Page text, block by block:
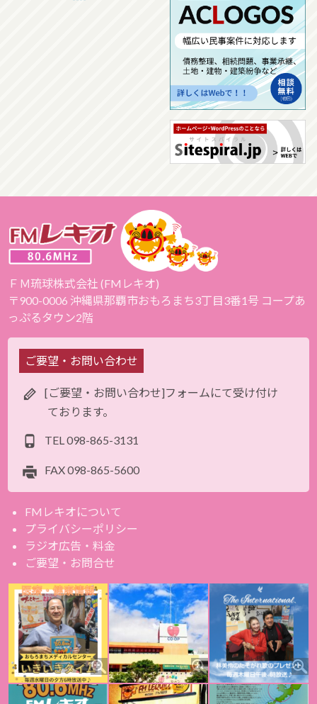
ＦＭ琉球株式会社 (FMレキオ)
〒900-0006 沖縄県那覇市おもろまち3丁目3番1号 コープあ
っぷるタウン2階
ご要望・お問い合わせ
[ご要望・お問い合わせ]フォームにて受け付け
ております。
TEL 098-865-3131
FAX098-865-5600
FMレキオについて
プライバシーポリシー
ラジオ広告・料金
ご要望・お問合せ